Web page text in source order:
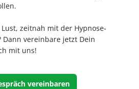
zeitnah mit der Hypnose-
Dann vereinbare jetzt Dein
mit uns!
vereinbaren